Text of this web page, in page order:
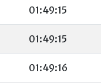
01:49:15
01:49:15
01:49:16